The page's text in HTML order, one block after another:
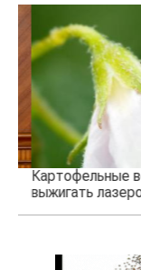
Картофельные
выжигать лазером